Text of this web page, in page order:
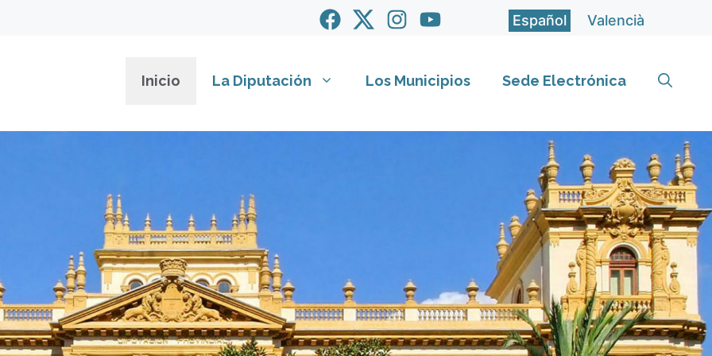
Español Valencià
Inicio La Diputación Los Municipios Sede Electrónica